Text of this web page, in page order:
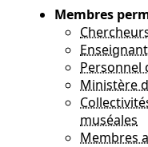
Membres
Personnel
Ministère
muséales
Membres